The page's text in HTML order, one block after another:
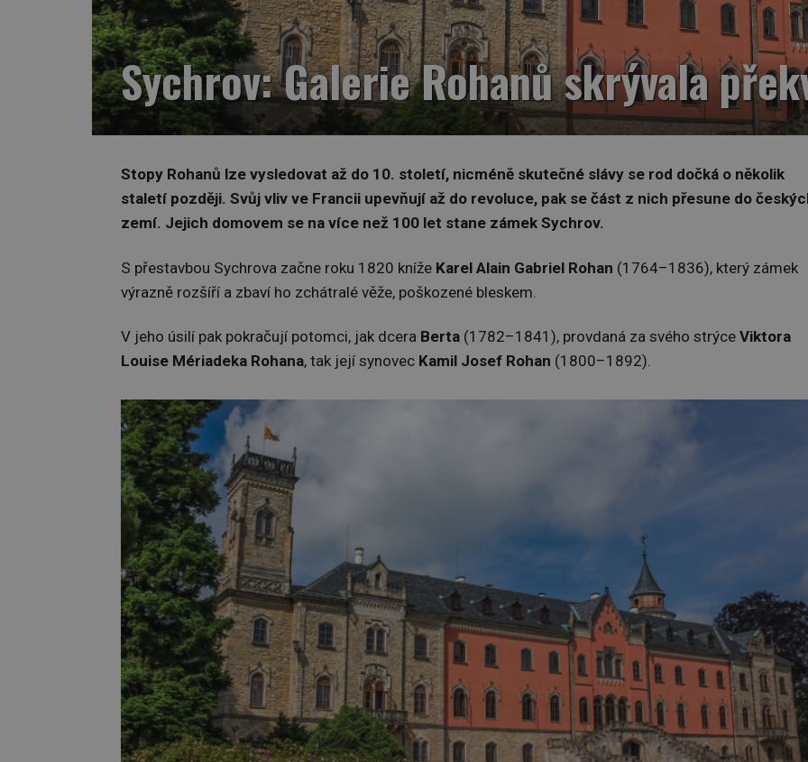
Sychrov: Galerie Rohanů skrývala
Stopy Rohanů lze vysledovat až do 10. století, nicméně skutečné slávy se rod dočká o několik
staletí později. Svůj vliv ve Francii upevňují až do revoluce, pak se část z nich přesune do
zemí. Jejich domovem se na více než 100 let stane zámek Sychrov.
S přestavbou Sychrova začne roku 1820 kníže Karel Alain Gabriel Rohan (1764–1836), který zámek
výrazně rozšíří a zbaví ho zchátralé věže, poškozené bleskem.
V jeho úsilí pak pokračují potomci, jak dcera Berta (1782–1841), provdaná za svého strýce Viktora
Louise Mériadeka Rohana, tak její synovec Kamil Josef Rohan (1800–1892).